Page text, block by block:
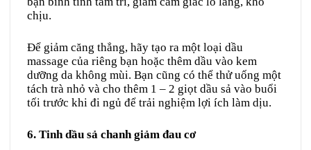
chịu.
Để giảm căng thẳng, hãy tạo ra một loại dầu
massage của riêng bạn hoặc thêm dầu vào kem
dưỡng da không mùi. Bạn cũng có thể thử uống một
tách trà nhỏ và cho thêm 1 – 2 giọt dầu sả vào buổi
tối trước khi đi ngủ để trải nghiệm lợi ích làm dịu.
6. Tinh dầu sả chanh giảm đau cơ